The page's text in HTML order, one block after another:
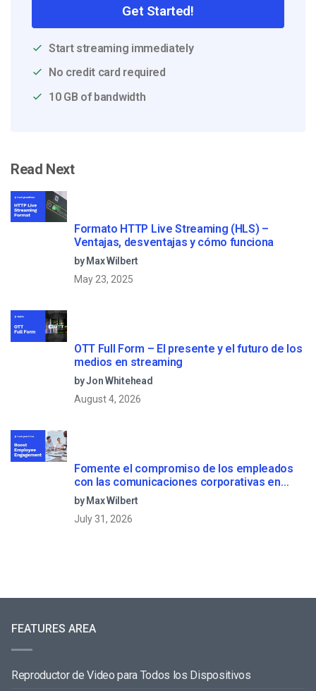
Get Started!
Start streaming immediately
No credit card required
10 GB of bandwidth
Read Next
Formato HTTP Live Streaming (HLS) –
Ventajas, desventajas y cómo funciona
by Max Wilbert
May 23, 2025
OTT Full Form – El presente y el futuro de los
medios en streaming
by Jon Whitehead
August 4, 2026
Fomente el compromiso de los empleados
con las comunicaciones corporativas en
directo
by Max Wilbert
July 31, 2026
FEATURES AREA
Reproductor de Video para Todos los Dispositivos